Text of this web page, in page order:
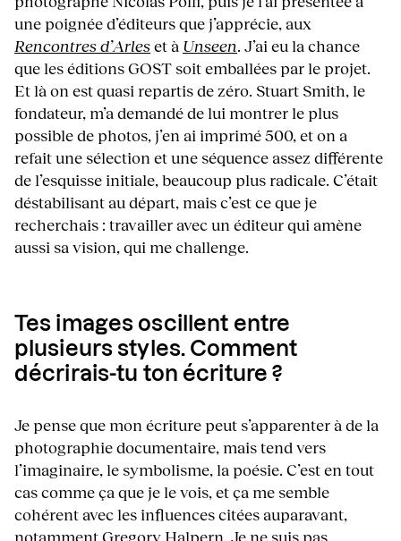
une poignée d’éditeurs que j’apprécie, aux
Rencontres d’Arleset à Unseen. J’ai eu la chance
que les éditions GOST soit emballées par le projet.
Et là on est quasi repartis de zéro. Stuart Smith, le
fondateur, m’a demandé de lui montrer le plus
possible de photos, j’en ai imprimé 500, et on a
refait une sélection et une séquence assez différente
de l’esquisse initiale, beaucoup plus radicale. C’était
déstabilisant au départ, mais c’est ce que je
recherchais : travailler avec un éditeur qui amène
aussi sa vision, qui me challenge.
Tes images oscillent entre
plusieurs styles. Comment
décrirais-tu ton écriture ?
Je pense que mon écriture peut s’apparenter à de la
photographie documentaire, mais tend vers
l’imaginaire, le symbolisme, la poésie. C’est en tout
cas comme ça que je le vois, et ça me semble
cohérent avec les influences citées auparavant,
notammentGregory Halpern . Je ne suis pas